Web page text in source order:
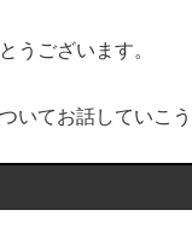
うございます。
いてお話していこう